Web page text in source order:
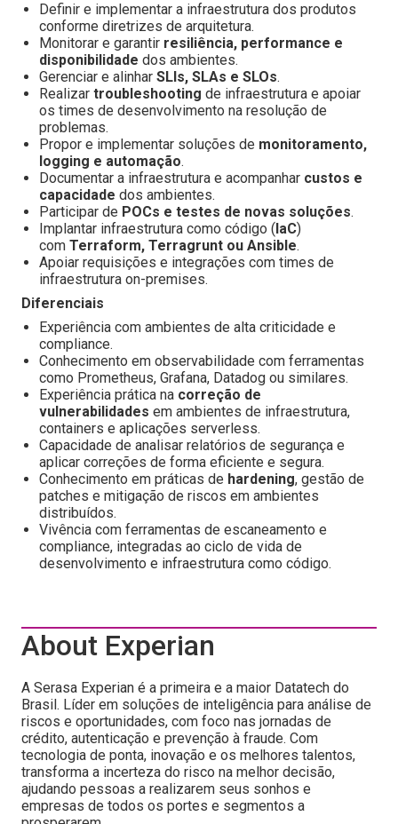
Definir e implementar a infraestrutura dos produtos
conforme diretrizes de arquitetura.
Monitorar e garantir resiliência, performance e
disponibilidade dos ambientes.
Gerenciar e alinhar SLIs, SLAs e SLOs.
Realizar troubleshooting de infraestrutura e apoiar
os times de desenvolvimento na resolução de
problemas.
Propor e implementar soluções de monitoramento,
logging e automação.
Documentar a infraestrutura e acompanhar custos e
capacidade dos ambientes.
Participar de POCs e testes de novas soluções.
Implantar infraestrutura como código (IaC)
com Terraform, Terragrunt ou Ansible.
Apoiar requisições e integrações com times de
infraestrutura on-premises.
Diferenciais
Experiência com ambientes de alta criticidade e
compliance.
Conhecimento em observabilidade com ferramentas
como Prometheus, Grafana, Datadog ou similares.
Experiência prática na correção de
vulnerabilidades em ambientes de infraestrutura,
containers e aplicações serverless.
Capacidade de analisar relatórios de segurança e
aplicar correções de forma eficiente e segura.
Conhecimento em práticas de hardening, gestão de
patches e mitigação de riscos em ambientes
distribuídos.
Vivência com ferramentas de escaneamento e
compliance, integradas ao ciclo de vida de
desenvolvimento e infraestrutura como código.
About Experian
A Serasa Experian é a primeira e a maior Datatech do
Brasil. Líder em soluções de inteligência para análise de
riscos e oportunidades, com foco nas jornadas de
crédito, autenticação e prevenção à fraude. Com
tecnologia de ponta, inovação e os melhores talentos,
transforma a incerteza do risco na melhor decisão,
ajudando pessoas a realizarem seus sonhos e
empresas de todos os portes e segmentos a